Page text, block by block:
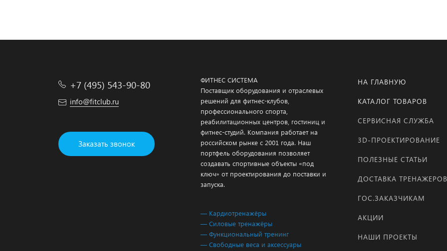
+7 (495) 543-90-80
info@fitclub.ru
Заказать звонок
ФИТНЕС СИСТЕМА
Поставщик оборудования и отраслевых
решений для фитнес-клубов,
профессионального спорта,
реабилитационных центров, гостиниц и
фитнес-студий. Компания работает на
российском рынке с 2001 года. Наш
портфель оборудования позволяет
создавать спортивные объекты «под
ключ» от проектирования до поставки и
запуска.
— Кардиотренажёры
— Силовые тренажёры
— Функциональный тренинг
— Свободные веса и аксессуары
НА ГЛАВНУЮ
КАТАЛОГ ТОВАРОВ
СЕРВИСНАЯ СЛУЖБА
3D-ПРОЕКТИРОВАНИЕ
ПОЛЕЗНЫЕ СТАТЬИ
ДОСТАВКА ТРЕНАЖЕРОВ
ГОС.ЗАКАЗЧИКАМ
АКЦИИ
НАШИ ПРОЕКТЫ